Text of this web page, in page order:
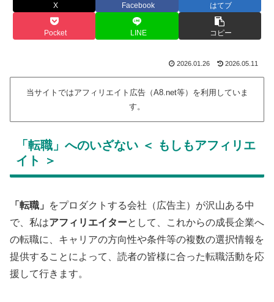
X Facebook はてブ
Pocket LINE コピー
2026.01.26 2026.05.11
当サイトではアフィリエイト広告（A8.net等）を利用していま
す。
「転職」へのいざない ＜ もしもアフィリエ
イト ＞
「転職」
をプロダクトする会社（広告主）が沢山ある中
で、私はアフィリエイターとして、これからの成長企業へ
の転職に、キャリアの方向性や条件等の複数の選択情報を
提供することによって、読者の皆様に合った転職活動を応
援して行きます。